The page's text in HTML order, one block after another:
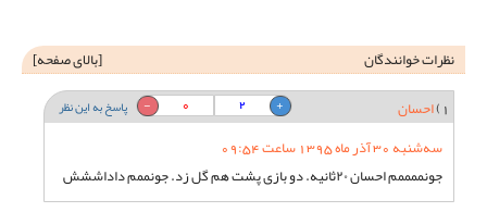
نظرات خوانندگان [بالای صفحه]
1) احسان پاسخ به این نظر 0
2
سه‌شنبه 30 آذر ماه 1395 ساعت 09:54
جونممممم احسان ٢٠ثانیه. دو بازی پشت هم گل زد. جونممم داداششش